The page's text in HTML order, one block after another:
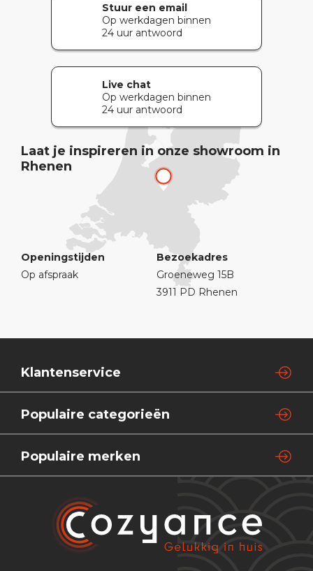
Stuur een email
Op werkdagen binnen
24 uur antwoord
Live chat
Op werkdagen binnen
24 uur antwoord
Laat je inspireren in onze showroom in
Rhenen
Openingstijden
Op afspraak
Bezoekadres
Groeneweg 15B
3911 PD Rhenen
Klantenservice
Populaire categorieën
Populaire merken